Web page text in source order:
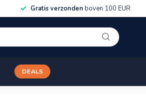
Gratis verzonden boven 100 EUR
DEALS